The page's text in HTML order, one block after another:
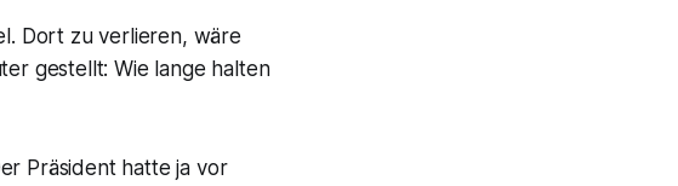
Dort zu verlieren, wäre
gestellt: Wie lange halten
Präsident hatte ja vor